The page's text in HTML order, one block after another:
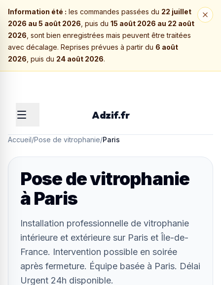
Information été : les commandes passées du 22 juillet
2026 au 5 août 2026 , puis du 15 août 2026 au 22 août
2026 , sont bien enregistrées mais peuvent être traitées
avec décalage. Reprises prévues à partir du 6 août
2026 , puis du 24 août 2026.
Adzif.fr
Accueil/Pose de vitrophanie/Paris
Pose de vitrophanie
àParis
Installation professionnelle de vitrophanie
intérieure et extérieure sur Paris et Île-de-
France. Intervention possible en soirée
après fermeture. Équipe basée à Paris. Délai
Urgent 24h disponible.